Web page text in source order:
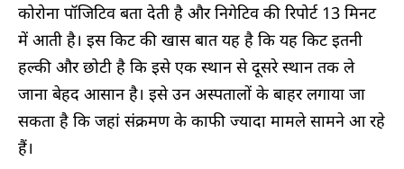
कोरोना पॉजिटिव बता देती है और निगेटिव की रिपोर्ट 13 मिनट
में आती है। इस किट की खास बात यह है कि यह किट इतनी
हल्की और छोटी है कि इसे एक स्थान से दूसरे स्थान तक ले
जाना बेहद आसान है। इसे उन अस्पतालों के बाहर लगाया जा
सकता है कि जहां संक्रमण के काफी ज्यादा मामले सामने आ रहे
हैं।